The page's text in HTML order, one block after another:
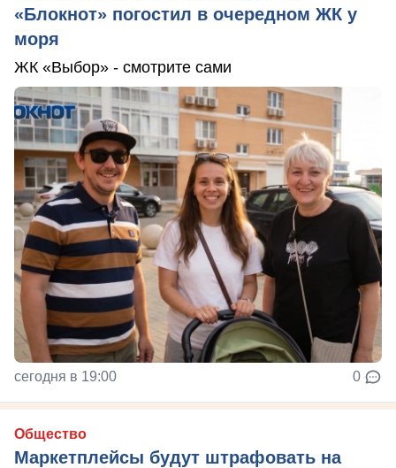
«Блокнот» погостил в очередном ЖК у
моря
ЖК «Выбор» - смотрите сами
сегодня в 19:00 0
Общество
Маркетплейсы будут штрафовать на